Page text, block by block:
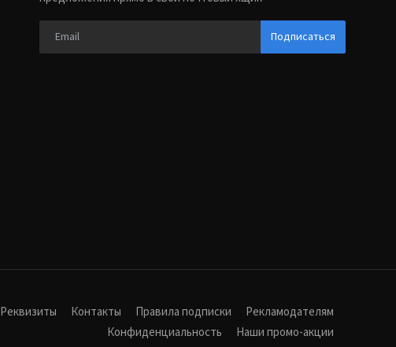
Подписаться
Реквизиты Контакты Правила подписки
Рекламодателям
Конфиденциальность
Наши промо-акции